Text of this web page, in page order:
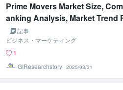
Prime Movers Market Size,
anking Analysis, Market Trend
Report 2025-2031
記事
ビジネス・マーケティング
1
GIResearchstory 2025/03/31